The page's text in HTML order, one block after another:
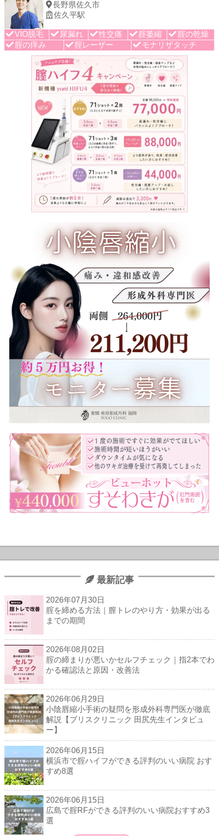
長野県佐久市
佐久平駅
VIO脱毛 尿漏れ 性交痛 腟萎縮
腟の乾燥
腟の痒み
腟レーザー モナリザタッチ
最新記事
2026年07月30日
腟を締める方法｜膣トレのやり方・効果が出る
までの期間
2026年08月02日
腟の締まりが悪いかセルフチェック｜指2本でわ
かる確認法と原因・改善法
2026年06月29日
小陰唇縮小手術の疑問を形成外科専門医が徹底
解説【ブリスクリニック 田尻先生インタビュ
ー】
2026年06月15日
横浜市で腟ハイフができる評判のいい病院 おす
すめ8選
2026年06月15日
広島で腟RFができる評判のいい病院おすすめ3
選